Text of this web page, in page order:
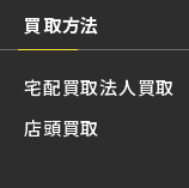
買取方法
宅配買取
店頭買取
法人買取